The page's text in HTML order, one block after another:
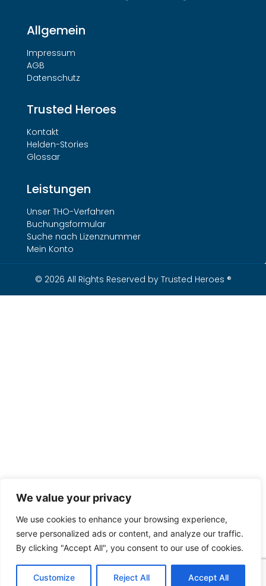
We value your privacy
We use cookies to enhance your browsing experience,
serve personalized ads or content, and analyze our traffic.
By clicking "Accept All", you consent to our use of cookies.
Customize Reject All Accept All
Allgemein
Impressum
AGB
Datenschutz
Trusted Heroes
Kontakt
Helden-Stories
Glossar
Leistungen
Unser THO-Verfahren
Buchungsformular
Suche nach Lizenznummer
Mein Konto
© 2026 All Rights Reserved by Trusted Heroes ®